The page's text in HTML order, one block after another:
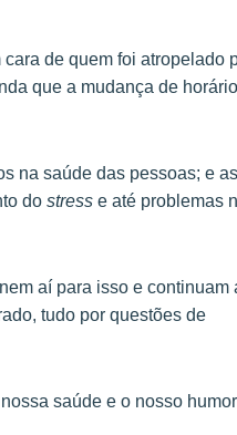
de quem foi atropelado
que a mudança de
na saúde das pessoas; e as
do stress e até problemas
aí para isso e continuam
tudo por questões de
saúde e o nosso